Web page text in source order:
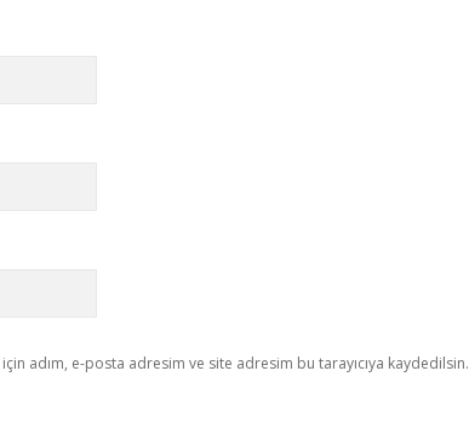
adım, e-posta adresim ve site adresim bu tarayıcıya kaydedilsin.